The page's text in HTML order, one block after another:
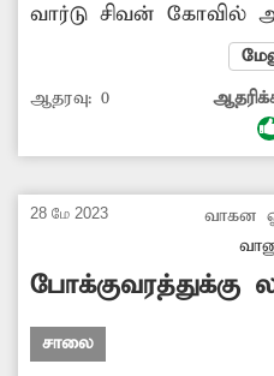
வார்டு சிவன் கோவில்
இறந்த மாடு, கோழி,
வீசிச்செல்கின்றனர்.
வீசுவதோடு, சுகாதார
மக்களுக்கு தொற்று
செய்வதோடு,
கொட்டப்படுவதை
ஆதரவு: 0
28 மே 2023
வாகன
போக்குவரத்துக்கு
சாலை